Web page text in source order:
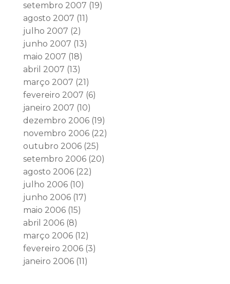
setembro 2007 (19)
agosto 2007 (11)
julho 2007 (2)
junho 2007 (13)
maio 2007 (18)
abril 2007 (13)
março 2007 (21)
fevereiro 2007 (6)
janeiro 2007 (10)
dezembro 2006(19)
novembro 2006(22)
outubro 2006(25)
setembro 2006(20)
agosto 2006(22)
julho 2006(10)
junho 2006(17)
maio 2006(15)
abril 2006(8)
março 2006(12)
fevereiro 2006(3)
janeiro 2006(11)